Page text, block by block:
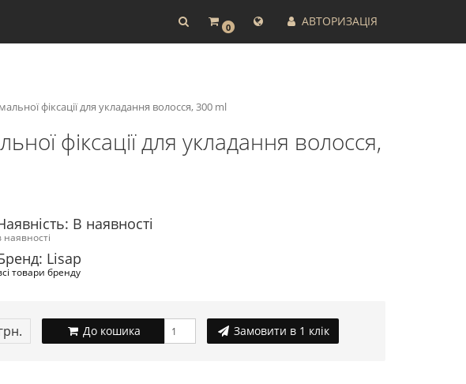
0 АВТОРИЗАЦІЯ
фіксації для укладання волосся, 300 ml
фіксації для укладання волосся,
В наявності
наявності
Lisap
товари бренду
До кошика Замовити в 1 клік